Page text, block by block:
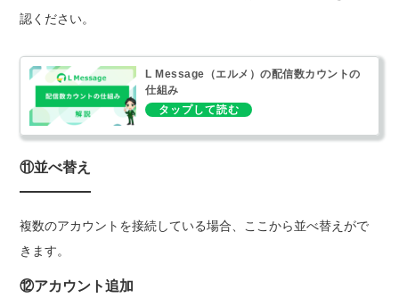
認ください。
L Message（エルメ）の配信数カウントの
仕組み
⑪並べ替え
複数のアカウントを接続している場合、ここから並べ替えがで
きます。
⑫アカウント追加